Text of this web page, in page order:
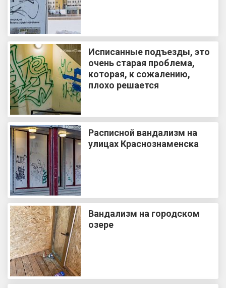
Исписанные подъезды, это
очень старая проблема,
которая, к сожалению,
плохо решается
Расписной вандализм на
улицах Краснознаменска
Вандализм на городском
озере